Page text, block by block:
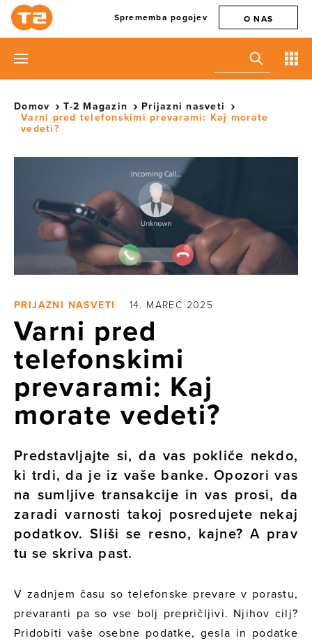
Sprememba pogojev O NAS
Domov T-2 Magazin
Prijazni nasveti
Varni pred telefonskimi prevarami: Kaj morate
vedeti?
PRIJAZNI NASVETI 14. MAREC 2025
Varni pred
telefonskimi
prevarami: Kaj
morate vedeti?
Predstavljajte si, da vas pokliče nekdo,
ki trdi, da je iz vaše banke. Opozori vas
na sumljive transakcije in vas prosi, da
zaradi varnosti takoj posredujete nekaj
podatkov. Sliši se resno, kajne? A prav
tu se skriva past.
V zadnjem času so telefonske prevare v porastu,
prevaranti pa so vse bolj prepričljivi. Njihov cilj?
Pridobiti vaše osebne podatke, gesla in podatke